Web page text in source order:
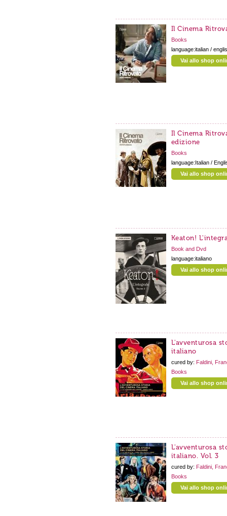
Il Cinema
Books
language:italian /
Vai allo shop
Il Cinema
edizione
Books
language:Italian /
Vai allo shop
Keaton!
Book and Dvd
language:italiano
Vai allo shop
L'avventurosa
italiano
cured by: Faldini,
Books
Vai allo shop
L'avventurosa
italiano. Vol. 3
cured by: Faldini,
Books
Vai allo shop